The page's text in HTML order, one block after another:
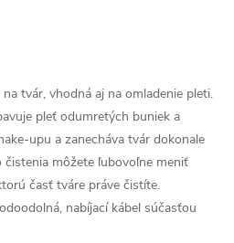
tvár, vhodná aj na omladenie pleti.
pleť odumretých buniek a
upu a zanecháva tvár dokonale
môžete ľubovoľne meniť
časť tváre práve čistíte.
nabíjací kábel súčasťou